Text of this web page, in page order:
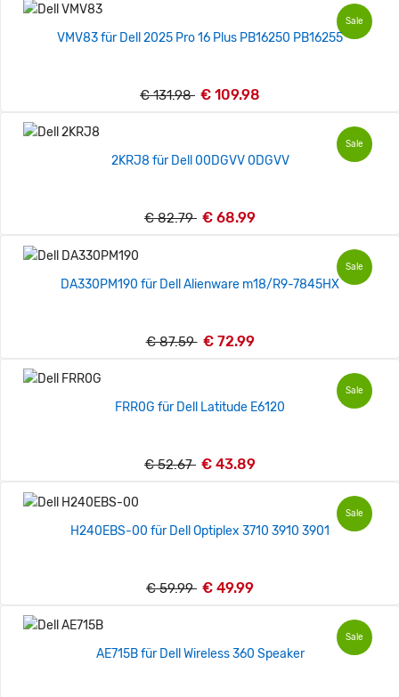
Sale
VMV83 für Dell 2025 Pro 16 Plus PB16250 PB16255
€ 131.98 € 109.98
Sale
2KRJ8 für Dell 00DGVV 0DGVV
€ 82.79 € 68.99
Sale
DA330PM190 für Dell Alienware m18/R9-7845HX
€ 87.59 € 72.99
Sale
FRR0G für Dell Latitude E6120
€ 52.67 € 43.89
Sale
H240EBS-00 für Dell Optiplex 3710 3910 3901
€ 59.99 € 49.99
Sale
AE715B für Dell Wireless 360 Speaker